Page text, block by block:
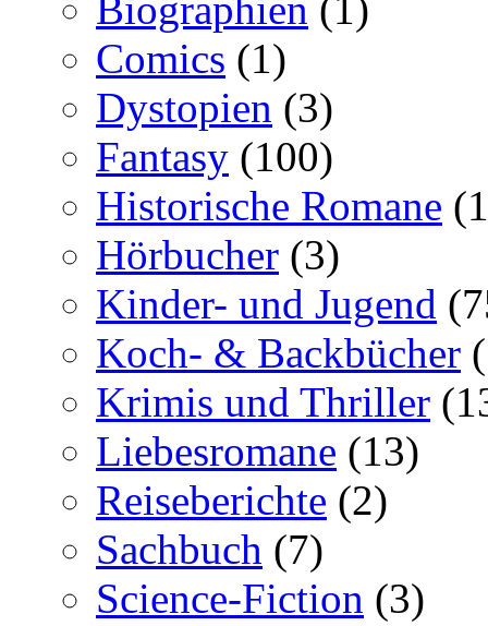
Comics (1)
Dystopien (3)
Fantasy (100)
Historische Romane
Hörbucher (3)
Kinder- und Jugend
Koch- & Backbücher
Krimis und Thriller
Liebesromane (13)
Reiseberichte (2)
Sachbuch (7)
Science-Fiction (3)